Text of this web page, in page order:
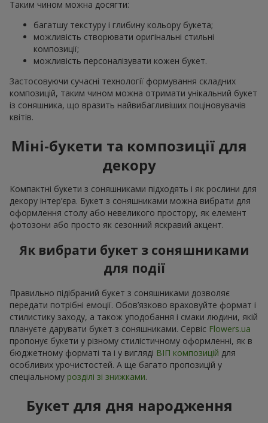
Таким чином можна досягти:
багатшу текстуру і глибину кольору букета;
можливість створювати оригінальні стильні
композиції;
можливість персоналізувати кожен букет.
Застосовуючи сучасні технології формування складних
композицій, таким чином можна отримати унікальний букет
із соняшника, що вразить найвибагливіших поціновувачів
квітів.
Міні-букети та композиції для
декору
Компактні букети з соняшниками підходять і як рослини для
декору інтер’єра. Букет з соняшниками можна вибрати для
оформлення столу або невеликого простору, як елемент
фотозони або просто як сезонний яскравий акцент.
Як вибрати букет з соняшниками
для події
Правильно підібраний букет з соняшниками дозволяє
передати потрібні емоції. Обов’язково враховуйте формат і
стилистику заходу, а також уподобання і смаки людини, якій
плануєте дарувати букет з соняшниками. Сервіс Flowers.ua
пропонує букети у різному стилістичному оформленні, як в
бюджетному форматі та і у вигляді ВІП композицій для
особливих урочистостей. А ще багато пропозицій у
спеціальному розділі зі знижками.
Букет для дня народження